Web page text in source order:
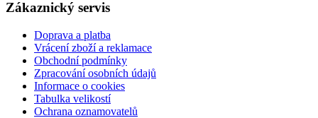
Zákaznický servis
Doprava a platba
Vrácení zboží a reklamace
Obchodní podmínky
Zpracování osobních údajů
Informace o cookies
Tabulka velikostí
Ochrana oznamovatelů